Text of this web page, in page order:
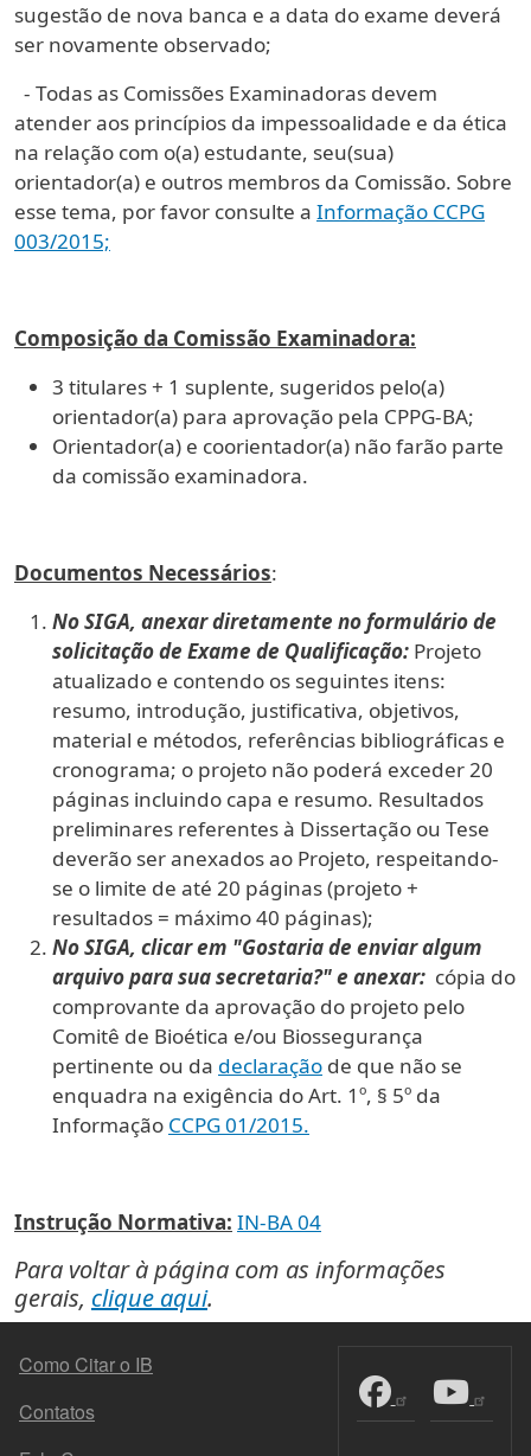
sugestão de nova banca e a data do exame deverá
ser novamente observado;
- Todas as Comissões Examinadoras devem
atender aos princípios da impessoalidade e da ética
na relação com o(a) estudante, seu(sua)
orientador(a) e outros membros da Comissão. Sobre
esse tema, por favor consulte a Informação CCPG
003/2015;
Composição da Comissão Examinadora:
3 titulares + 1 suplente, sugeridos pelo(a)
orientador(a) para aprovação pela CPPG-BA;
Orientador(a) e coorientador(a) não farão parte
da comissão examinadora.
Documentos Necessários:
No SIGA, anexar diretamente no formulário de
solicitação de Exame de Qualificação: Projeto
atualizado e contendo os seguintes itens:
resumo, introdução, justificativa, objetivos,
material e métodos, referências bibliográficas e
cronograma; o projeto não poderá exceder 20
páginas incluindo capa e resumo. Resultados
preliminares referentes à Dissertação ou Tese
deverão ser anexados ao Projeto, respeitando-
se o limite de até 20 páginas (projeto +
resultados = máximo 40 páginas);
No SIGA, clicar em "Gostaria de enviar algum
arquivo para sua secretaria?" e anexar: cópia do
comprovante da aprovação do projeto pelo
Comitê de Bioética e/ou Biossegurança
pertinente ou da declaração de que não se
enquadra na exigência do Art. 1º, § 5º da
Informação CCPG 01/2015.
Instrução Normativa: IN-BA 04
Para voltar à página com as informações
gerais, clique aqui.
MENU DO RODAPÉ
Como Citar o IB
Contatos